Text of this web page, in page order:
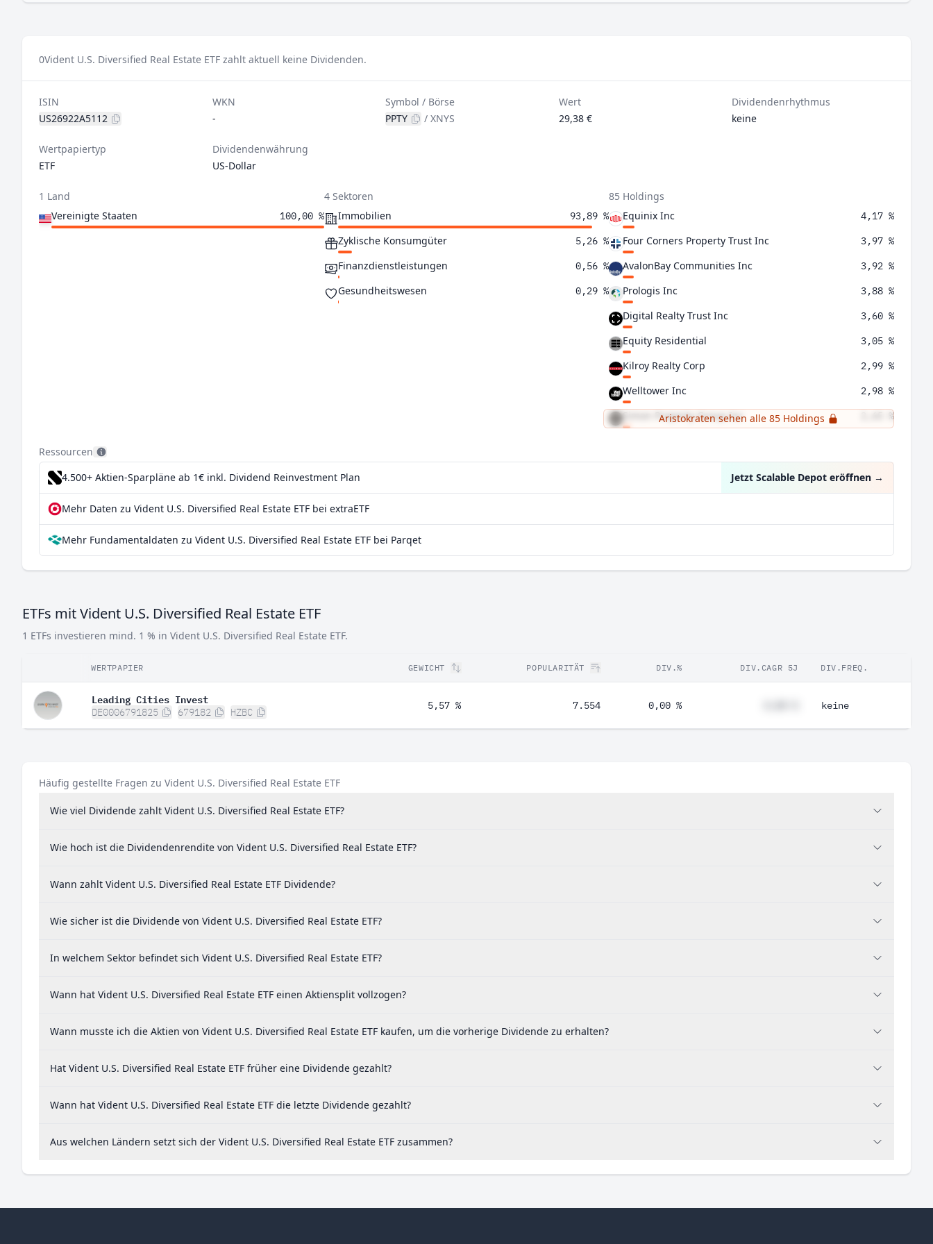
0Vident U.S. Diversified Real Estate ETF zahlt aktuell keine Dividenden.
ISIN
US26922A5112
WKN
-
Symbol / Börse
PPTY
/XNYS
Wert
29,38 €
Dividendenrhythmus
keine
Wertpapiertyp
ETF
Dividendenwährung
US-Dollar
1 Land
Vereinigte Staaten
100,00 %
4 Sektoren
Immobilien
93,89 %
Zyklische Konsumgüter 5,26 %
Finanzdienstleistungen 0,56 %
Gesundheitswesen 0,29 %
85 Holdings
Equinix Inc
4,17 %
Four Corners Property Trust Inc 3,97 %
AvalonBay Communities Inc 3,92 %
Prologis Inc 3,88 %
Digital Realty Trust Inc 3,60 %
Equity Residential 3,05 %
Kilroy Realty Corp 2,99 %
Welltower Inc 2,98 %
Simon Property Group Inc 2,65 %
Aristokraten sehen alle 85 Holdings
Ressourcen
4.500+ Aktien-Sparpläne ab 1€ inkl. Dividend Reinvestment Plan Jetzt Scalable Depot eröffnen →
Mehr Daten zu Vident U.S. Diversified Real Estate ETF bei extraETF
Mehr Fundamentaldaten zu Vident U.S. Diversified Real Estate ETF bei Parqet
ETFs mit Vident U.S. Diversified Real Estate ETF
1 ETFs investieren mind. 1 % in Vident U.S. Diversified Real Estate ETF.
WERTPAPIER GEWICHT POPULARITÄT DIV.% DIV.CAGR 5J DIV.FREQ.
Leading Cities Invest
DE0006791825 679182 HZBC
5,57 % 7.554 0,00 % keine
Häufig gestellte Fragen zu Vident U.S. Diversified Real Estate ETF
Wie viel Dividende zahlt Vident U.S. Diversified Real Estate ETF?
Wie hoch ist die Dividendenrendite von Vident U.S. Diversified Real Estate ETF?
Wann zahlt Vident U.S. Diversified Real Estate ETF Dividende?
Wie sicher ist die Dividende von Vident U.S. Diversified Real Estate ETF?
In welchem Sektor befindet sich Vident U.S. Diversified Real Estate ETF?
Wann hat Vident U.S. Diversified Real Estate ETF einen Aktiensplit vollzogen?
Wann musste ich die Aktien von Vident U.S. Diversified Real Estate ETF kaufen, um die vorherige Dividende zu erhalten?
Hat Vident U.S. Diversified Real Estate ETF früher eine Dividende gezahlt?
Wann hat Vident U.S. Diversified Real Estate ETF die letzte Dividende gezahlt?
Aus welchen Ländern setzt sich der Vident U.S. Diversified Real Estate ETF zusammen?